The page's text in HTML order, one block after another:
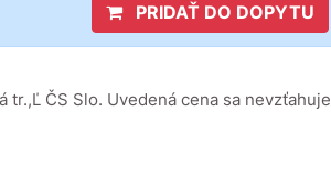
PRIDAŤ DO DOPYTU
tr.,Ľ ČS Slo. Uvedená cena sa nevzťahuje